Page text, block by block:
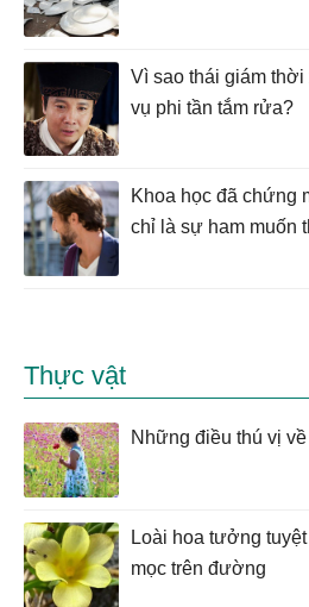
Vì sao thái giám
vụ phi tần tắm rửa?
Khoa học đã chứng
chỉ là sự ham muốn
Thực vật
Những điều thú vị
Loài hoa tưởng
mọc trên đường